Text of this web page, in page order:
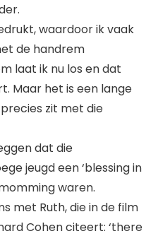
waardoor ik vaak
de handrem
laat ik nu los en dat
Maar het is een lange
zit met die
dat die
jeugd een ‘blessing in
waren.
met Ruth, die in de film
Cohen citeert: ‘there